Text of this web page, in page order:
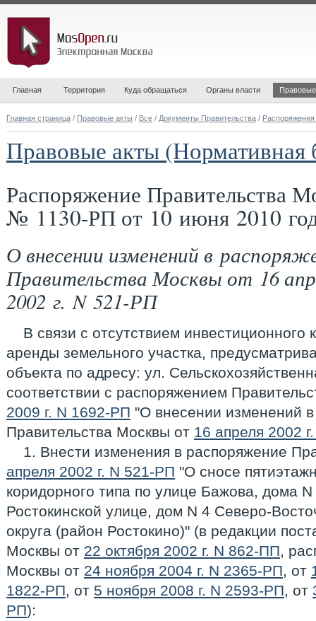
Главная Территория Куда обращаться Органы власти
Главная страница / Правовые акты / Все / Документы Правительства /
Правовые акты (Нормативная
Распоряжение Правительства
№ 1130-РП от 10 июня 2010
О внесении изменений в
Правительства Москвы от 16
2002 г. N 521-РП
В связи с отсутствием инвестиционного
аренды земельного участка,
объекта по адресу: ул.
соответствии с распоряжением
2009 г. N 1692-РП "О внесении изменений
Правительства Москвы от 16 апреля 2002
1. Внести изменения в распоряжение
апреля 2002 г. N 521-РП "О сносе
коридорного типа по улице Бажова, дома
Ростокинской улице, дом N 4 Северо-
округа (район Ростокино)" (в редакции
Москвы от 22 октября 2002 г. N 862-ПП,
Москвы от 24 ноября 2004 г. N 2365-РП, от
1822-РП, от 5 ноября 2008 г. N 2593-РП, от
РП):